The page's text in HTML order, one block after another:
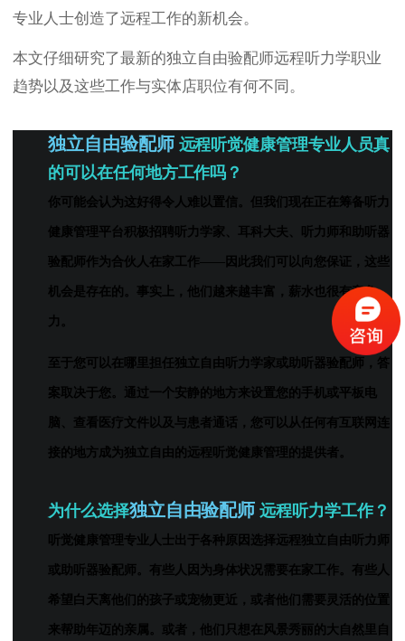
专业人士创造了远程工作的新机会。
本文仔细研究了最新的独立自由验配师远程听力学职业
趋势以及这些工作与实体店职位有何不同。
独立自由验配师 远程听觉健康管理专业人员真
的可以在任何地方工作吗？
你可能会认为这好得令人难以置信。但我们现在正在筹备听力
健康管理平台积极招聘听力学家、耳科大夫、 听力师和助听器
验配师作为合伙人在家工作——因此我们可以向您保证，这些
机会是存在的。事实上，他们越来越丰富，薪水也很有竞争
力。
至于您可以在哪里担任独立自由听力学家或助听器验配师，答
案取决于您。通过一个安静的地方来设置您的手机或平板电
脑、查看医疗文件以及与患者通话，您可以从任何有互联网连
接的地方成为独立自由的远程听觉健康管理的提供者。
为什么选择独立自由验配师 远程听力学工作？
听觉健康管理专业人士出于各种原因选择远程独立自由听力师
或助听器验配师。有些人因为身体状况需要在家工作。有些人
希望白天离他们的孩子或宠物更近，或者他们需要灵活的位置
来帮助年迈的亲属。或者，他们只想在风景秀丽的大自然里自